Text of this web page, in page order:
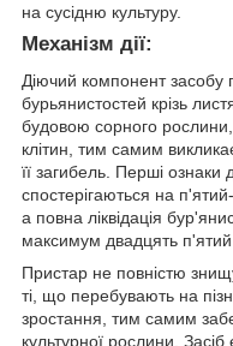
на сусідню культуру.
Механізм дії:
Діючий компонент засобу
бурьянистостей крізь
будовою сорного
клітин, тим самим
її загибель. Перші ознаки
спостерігаються на
а повна ліквідація
максимум двадцять
Пристар не повністю
ті, що перебувають на
зростання, тим самим
культурної рослини.